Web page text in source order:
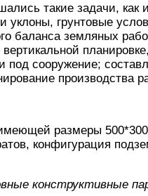
такие задачи, как
уклоны, грунтовые
баланса земляных
сооружение;
производства
размеры
конфигурация
конструктивные